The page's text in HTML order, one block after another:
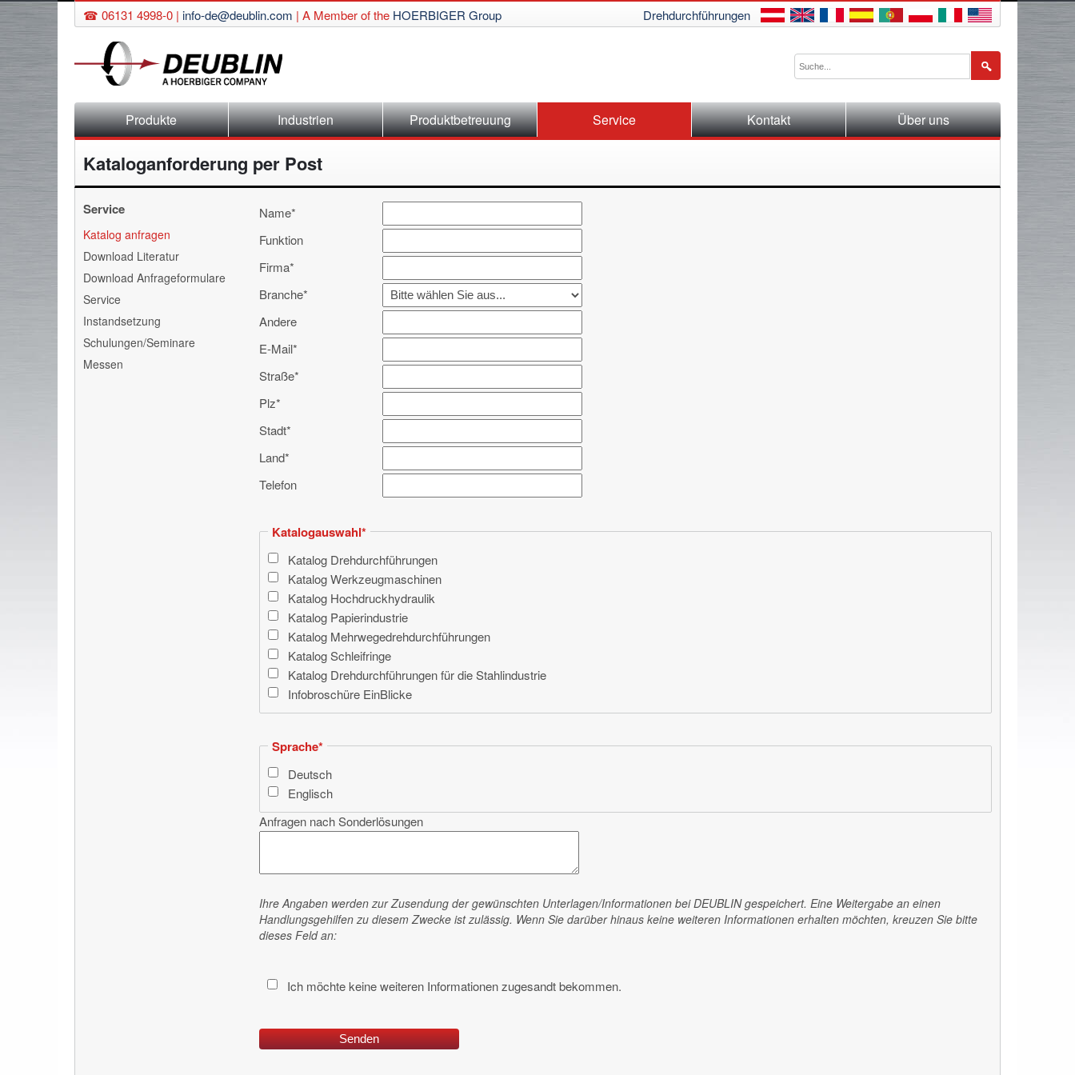
☎ 06131 4998-0 | info-de@deublin.com | A Member of the HOERBIGER Group Drehdurchführungen
Navigation
überspringenProdukte Industrien Produktbetreuung Service Kontakt Über uns
Kataloganforderung per Post
Pflichtfeld
Name*
Funktion
Pflichtfeld
Firma*
Pflichtfeld
Branche*
Andere
Pflichtfeld
E-Mail*
Pflichtfeld
Straße*
Pflichtfeld
Plz*
Pflichtfeld
Stadt*
Pflichtfeld
Land*
Telefon
Pflichtfeld
Katalogauswahl*
Katalog Drehdurchführungen
Katalog Werkzeugmaschinen
Katalog Hochdruckhydraulik
Katalog Papierindustrie
Katalog Mehrwegedrehdurchführungen
Katalog Schleifringe
Katalog Drehdurchführungen für die Stahlindustrie
Infobroschüre EinBlicke
Pflichtfeld
Sprache*
Deutsch
Englisch
Anfragen nach Sonderlösungen
Ihre Angaben werden zur Zusendung der gewünschten Unterlagen/Informationen beiDEUBLINgespeichert. Eine Weitergabe an einen
Handlungsgehilfen zu diesem Zwecke ist zulässig. Wenn Sie darüber hinaus keine weiteren Informationen erhalten möchten, kreuzen Sie bitte
dieses Feld an:
Ich möchte keine weiteren Informationen zugesandt bekommen.
Service
Navigation
überspringen
Katalog anfragen
Download Literatur
Download Anfrageformulare
Service
Instandsetzung
Schulungen/Seminare
Messen